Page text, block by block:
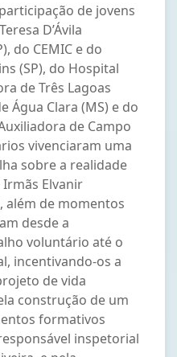
de jovens
D’Ávila
do CEMIC e do
(SP), do Hospital
de Três Lagoas
Água Clara (MS) e do
de Campo
vivenciaram uma
sobre a realidade
Elvanir
além de momentos
desde a
voluntário até o
incentivando-os a
de vida
construção de um
formativos
inspetorial